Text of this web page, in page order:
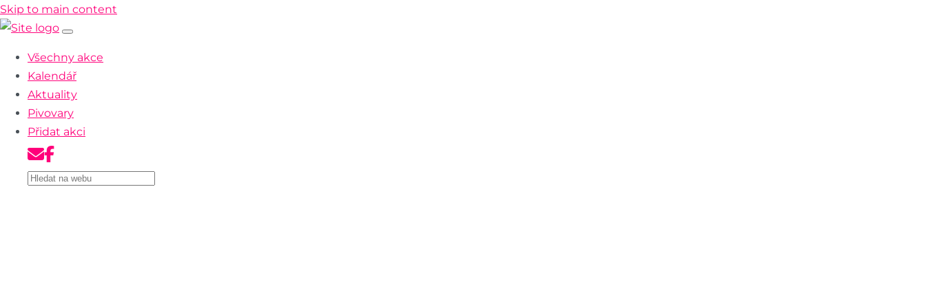
Skip to main content
Všechny akce
Kalendář
Aktuality
Pivovary
Přidat akci